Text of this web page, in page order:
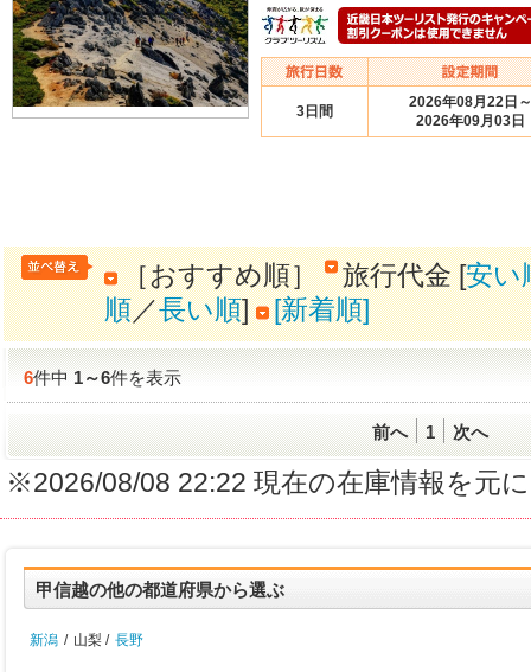
3日間
2026年08月22日～
2026年09月03日
［おすすめ順］ 旅行代金 [安い
順／長い順] [新着順]
6件中1～6件を表示
前へ 1 次へ
※2026/08/08 22:22 現在の在庫情報を元
甲信越の他の都道府県から選ぶ
新潟 / 山梨 / 長野